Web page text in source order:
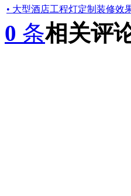
• 大型酒店工程灯定制装修效
0 条相关评